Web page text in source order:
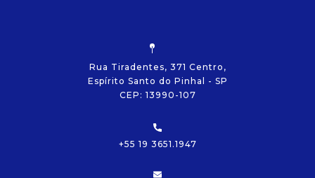
Rua Tiradentes, 371 Centro,
Espírito Santo do Pinhal - SP
CEP: 13990-107
+55 19 3651.1947